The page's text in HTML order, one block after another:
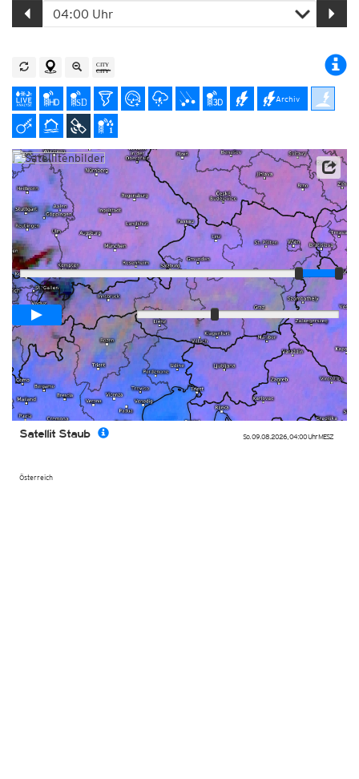
Archiv
So. 09.08.2026, 04:00 UhrMESZ
Österreich
Satellit Staub
Satellitendaten: EUMETSAT
Player
Animationsspanne03:15h
Schnell
Langsam